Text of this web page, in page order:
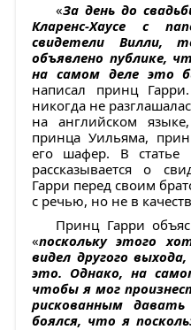
«За день до
Кларенс-Хаусе с
свидетели
объявлено публике,
на самом деле это
написал принц
никогда не
на английском
принца Уильяма,
его шафер. В статье
рассказывается о
Гарри перед своим
с речью, но не в
Принц Гарри
«поскольку этого
видел другого
это. Однако, на
чтобы я мог
рискованным
боялся, что я